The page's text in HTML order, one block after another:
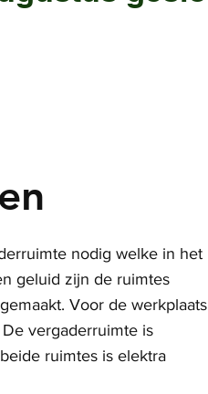
nodig welke in het
geluid zijn de ruimtes
Voor de werkplaats
vergaderruimte is
ruimtes is elektra